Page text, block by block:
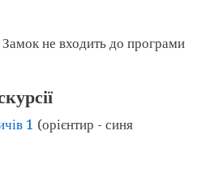
не входить до програми
1 (орієнтир - синя